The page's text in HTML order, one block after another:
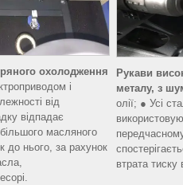
охолодження
і
від
відпадає
масляного
до нього, за рахунок
Рукави
металу, з
олії; ● Усі
втрата тиску